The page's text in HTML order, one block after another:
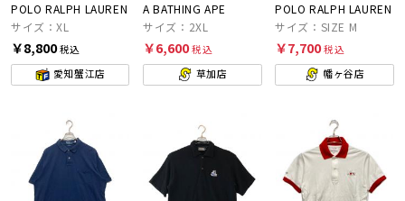
POLO RALPH LAUREN
サイズ：XL
￥8,800税込
愛知蟹江店
A BATHING APE
サイズ：2XL
￥6,600税込
草加店
POLO RALPH LAUREN
サイズ：SIZE M
￥7,700税込
幡ヶ谷店